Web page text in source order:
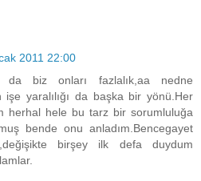
2011 22:00
da biz onları fazlalık,aa nedne
işe yaralılığı da başka bir yönü.Her
herhal hele bu tarz bir sorumluluğa
bende onu anladım.Bencegayet
birşey ilk defa duydum